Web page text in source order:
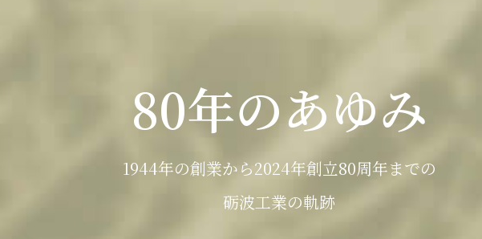
80年のあゆみ
1944年の創業から2024年創立80周年までの
砺波工業の軌跡